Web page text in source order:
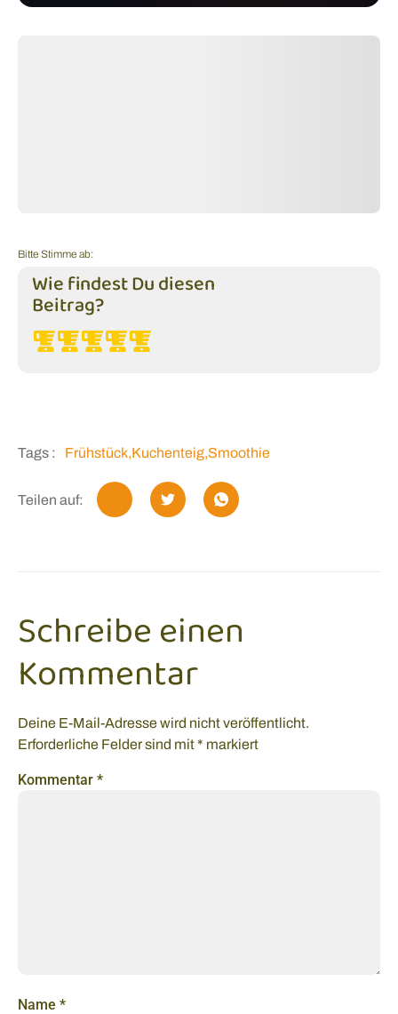
Bitte Stimme ab:
Wie findest Du diesen
Beitrag?
Tags : Frühstück,Kuchenteig,Smoothie
Teilen auf:
Schreibe einen
Kommentar
Deine E-Mail-Adresse wird nicht veröffentlicht.
Erforderliche Felder sind mit* markiert
Kommentar *
Name *